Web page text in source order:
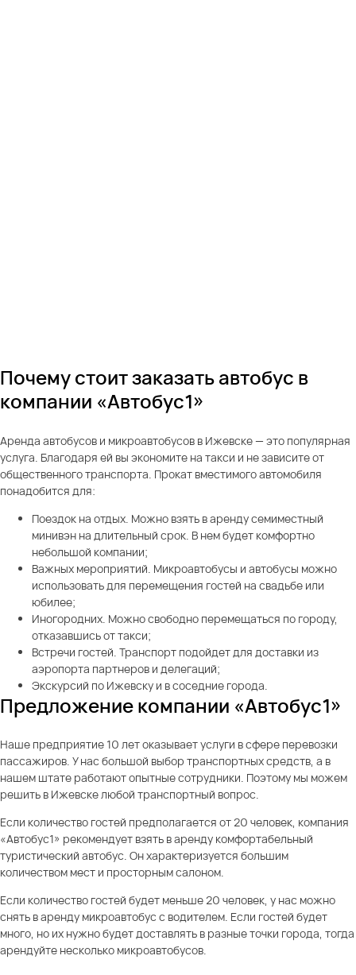
Почему стоит заказать автобус в
компании «Автобус1»
Аренда автобусов и микроавтобусов в Ижевске — это популярная
услуга. Благодаря ей вы экономите на такси и не зависите от
общественного транспорта. Прокат вместимого автомобиля
понадобится для:
Поездок на отдых. Можно взять в аренду семиместный
минивэн на длительный срок. В нем будет комфортно
небольшой компании;
Важных мероприятий. Микроавтобусы и автобусы можно
использовать для перемещения гостей на свадьбе или
юбилее;
Иногородних. Можно свободно перемещаться по городу,
отказавшись от такси;
Встречи гостей. Транспорт подойдет для доставки из
аэропорта партнеров и делегаций;
Экскурсий по Ижевску и в соседние города.
Предложение компании «Автобус1»
Наше предприятие 10 лет оказывает услуги в сфере перевозки
пассажиров. У нас большой выбор транспортных средств, а в
нашем штате работают опытные сотрудники. Поэтому мы можем
решить в Ижевске любой транспортный вопрос.
Если количество гостей предполагается от 20 человек, компания
«Автобус1» рекомендует взять в аренду комфортабельный
туристический автобус. Он характеризуется большим
количеством мест и просторным салоном.
Если количество гостей будет меньше 20 человек, у нас можно
снять в аренду микроавтобус с водителем. Если гостей будет
много, но их нужно будет доставлять в разные точки города, тогда
арендуйте несколько микроавтобусов.